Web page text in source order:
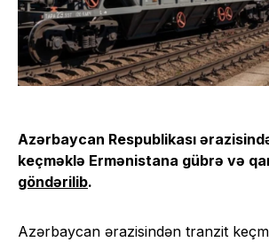
Azərbaycan Respublikası
keçməklə Ermənistana gübrə və
göndərilib.
Azərbaycan ərazisindən tranzit